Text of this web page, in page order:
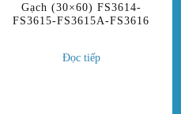
Gạch (30×60) FS3614-
FS3615-FS3615A-FS3616
Đọc tiếp